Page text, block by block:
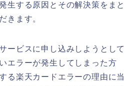
生する原因とその解決策をまと
きます。
ービスに申し込みしようとして
エラーが発生してしまった方
る楽天カードエラーの理由に当